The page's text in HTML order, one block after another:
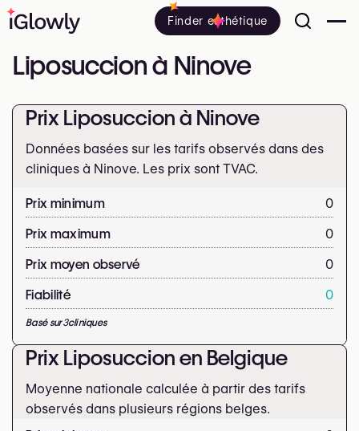
Finder esthétique
Liposuccion à Ninove
Prix Liposuccion à Ninove
Données basées sur les tarifs observés dans des
cliniques à Ninove. Les prix sont TVAC.
Prix minimum
0
Prix maximum
0
Prix moyen observé
0
Fiabilité
0
Basé sur3cliniques
Prix Liposuccion en Belgique
Moyenne nationale calculée à partir des tarifs
observés dans plusieurs régions belges.